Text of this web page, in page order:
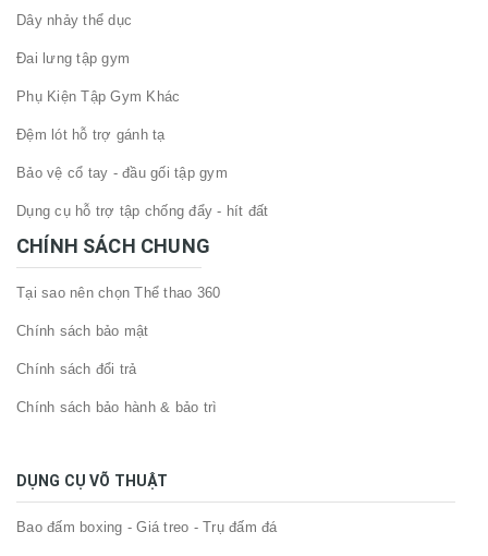
Dây nhảy thể dục
Đai lưng tập gym
Phụ Kiện Tập Gym Khác
Đệm lót hỗ trợ gánh tạ
Bảo vệ cổ tay - đầu gối tập gym
Dụng cụ hỗ trợ tập chống đẩy - hít đất
CHÍNH SÁCH CHUNG
Tại sao nên chọn Thể thao 360
Chính sách bảo mật
Chính sách đổi trả
Chính sách bảo hành & bảo trì
DỤNG CỤ VÕ THUẬT
Bao đấm boxing - Giá treo - Trụ đấm đá